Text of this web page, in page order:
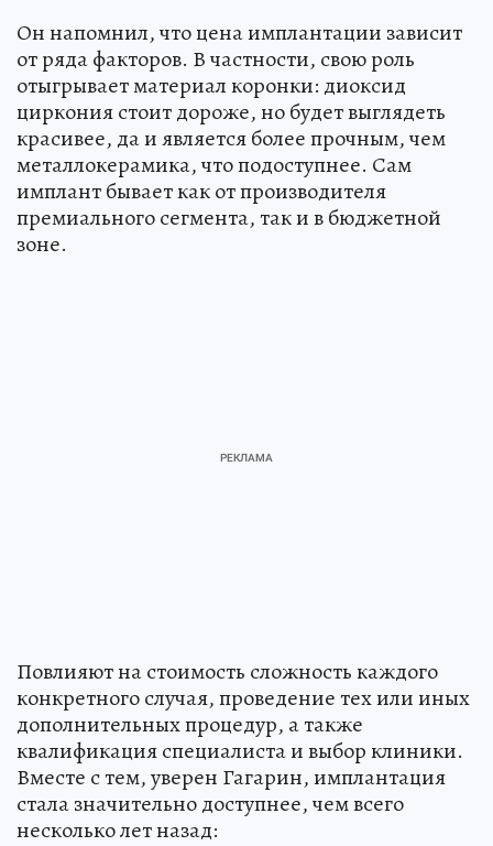
Он напомнил, что цена имплантации зависит
от ряда факторов. В частности, свою роль
отыгрывает материал коронки: диоксид
циркония стоит дороже, но будет выглядеть
красивее, да и является более прочным, чем
металлокерамика, что подоступнее. Сам
имплант бывает как от производителя
премиального сегмента, так и в бюджетной
зоне.
Повлияют на стоимость сложность каждого
конкретного случая, проведение тех или иных
дополнительных процедур, а также
квалификация специалиста и выбор клиники.
Вместе с тем, уверен Гагарин, имплантация
стала значительно доступнее, чем всего
несколько лет назад: